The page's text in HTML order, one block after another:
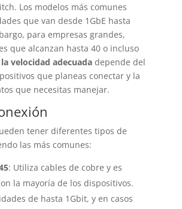
Los modelos más comunes
que van desde 1GbE hasta
para empresas grandes,
que alcanzan hasta 40 o incluso
velocidad adecuadadepende del
que planeas conectar y la
que necesitas manejar.
tener diferentes tipos de
las más comunes:
: Utiliza cables de cobre y es
la mayoría de los dispositivos.
de hasta 1Gbit, y en casos